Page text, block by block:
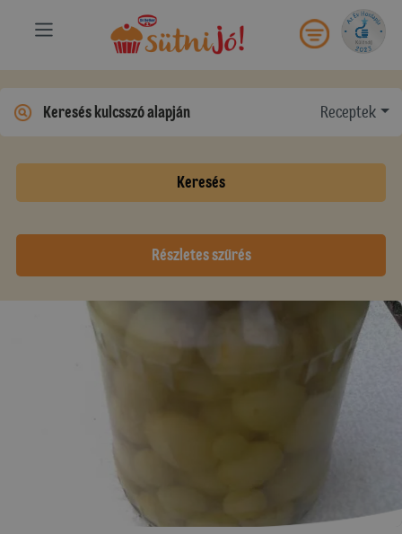
Receptek
Keresés
Részletes szűrés